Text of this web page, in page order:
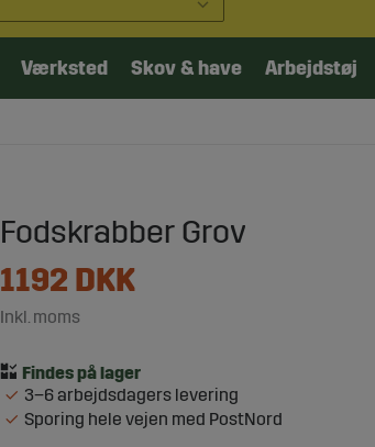
Værksted Skov & have Arbejdstøj
Fodskrabber Grov
1192 DKK
Inkl. moms
3–6 arbejdsdagers levering
Sporing hele vejen med PostNord